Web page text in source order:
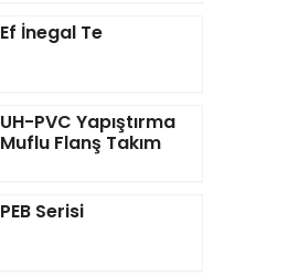
Ef İnegal Te
UH-PVC Yapıştırma
Muflu Flanş Takım
PEB Serisi